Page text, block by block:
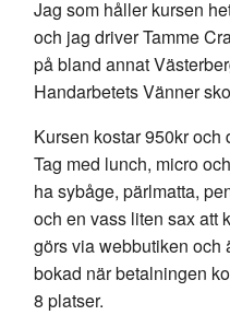
Jag som håller kursen
och jag driver Tamme
på bland annat
Handarbetets Vänner
Kursen kostar 950kr
Tag med lunch, micro
ha sybåge, pärlmatta,
och en vass liten sax att
görs via webbutiken och
bokad när betalningen
8 platser.